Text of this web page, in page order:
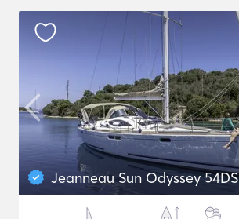
Jeanneau Sun Odyssey 54DS